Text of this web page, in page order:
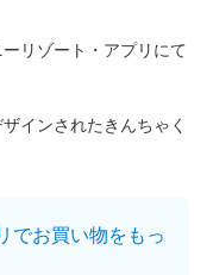
リゾート・アプリにて
インされたきんちゃく
でお買い物をもっ